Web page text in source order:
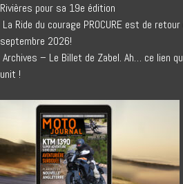
Rivières pour sa 19e édition
La Ride du courage PROCURE est de retour
septembre 2026!
Archives – Le Billet de Zabel. Ah… ce lien
unit !